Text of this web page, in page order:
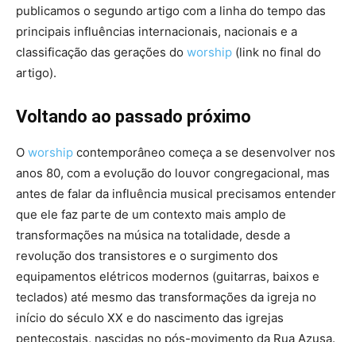
publicamos o segundo artigo com a linha do tempo das
principais influências internacionais, nacionais e a
classificação das gerações do worship (link no final do
artigo).
Voltando ao passado próximo
O worship contemporâneo começa a se desenvolver nos
anos 80, com a evolução do louvor congregacional, mas
antes de falar da influência musical precisamos entender
que ele faz parte de um contexto mais amplo de
transformações na música na totalidade, desde a
revolução dos transistores e o surgimento dos
equipamentos elétricos modernos (guitarras, baixos e
teclados) até mesmo das transformações da igreja no
início do século XX e do nascimento das igrejas
pentecostais, nascidas no pós-movimento da Rua Azusa.